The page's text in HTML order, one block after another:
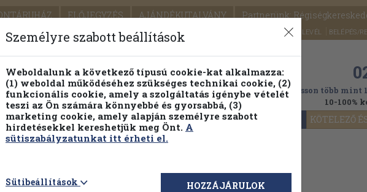
ELŐJEGYZÉS AJÁNDÉKUTALVÁNY Partnerünk:
SEGÍTSÉG HÍRLEVÉL BELÉPÉS/
PILLANATNYI ÁRAINK FENNTARTHATÓ OLVASMÁNYOK KÖTELEZŐ
Részletes kereső Témaköri fa
Válogasson több mint
10-100%
Személyre szabott beállítások
Weboldalunk a következő típusú cookie-kat alkalmazza:
(1) weboldal működéséhez szükséges technikai cookie, (2)
funkcionális cookie, amely a szolgáltatás igénybe vételét
teszi az Ön számára könnyebbé és gyorsabbá, (3)
marketing cookie, amely alapján személyre szabott
hirdetésekkel kereshetjük meg Önt. A
sütiszabályzatunkat itt érheti el.
Sütibeállítások HOZZÁJÁRULOK